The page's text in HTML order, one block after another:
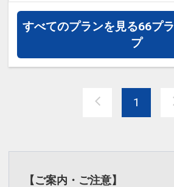
公式HPをご確認ください。
31日
インターネットコース番号
200000044863
ン」を掲載しています。
※ご覧のページの【食事条
めのうえ、ご予約にお進み
インターネットコース番号
すべてのプランを見る66プ
プ
1
【ご案内・ご注意】